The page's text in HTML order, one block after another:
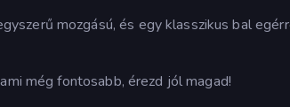
mozgású, és egy klasszikus bal
még fontosabb, érezd jól magad!